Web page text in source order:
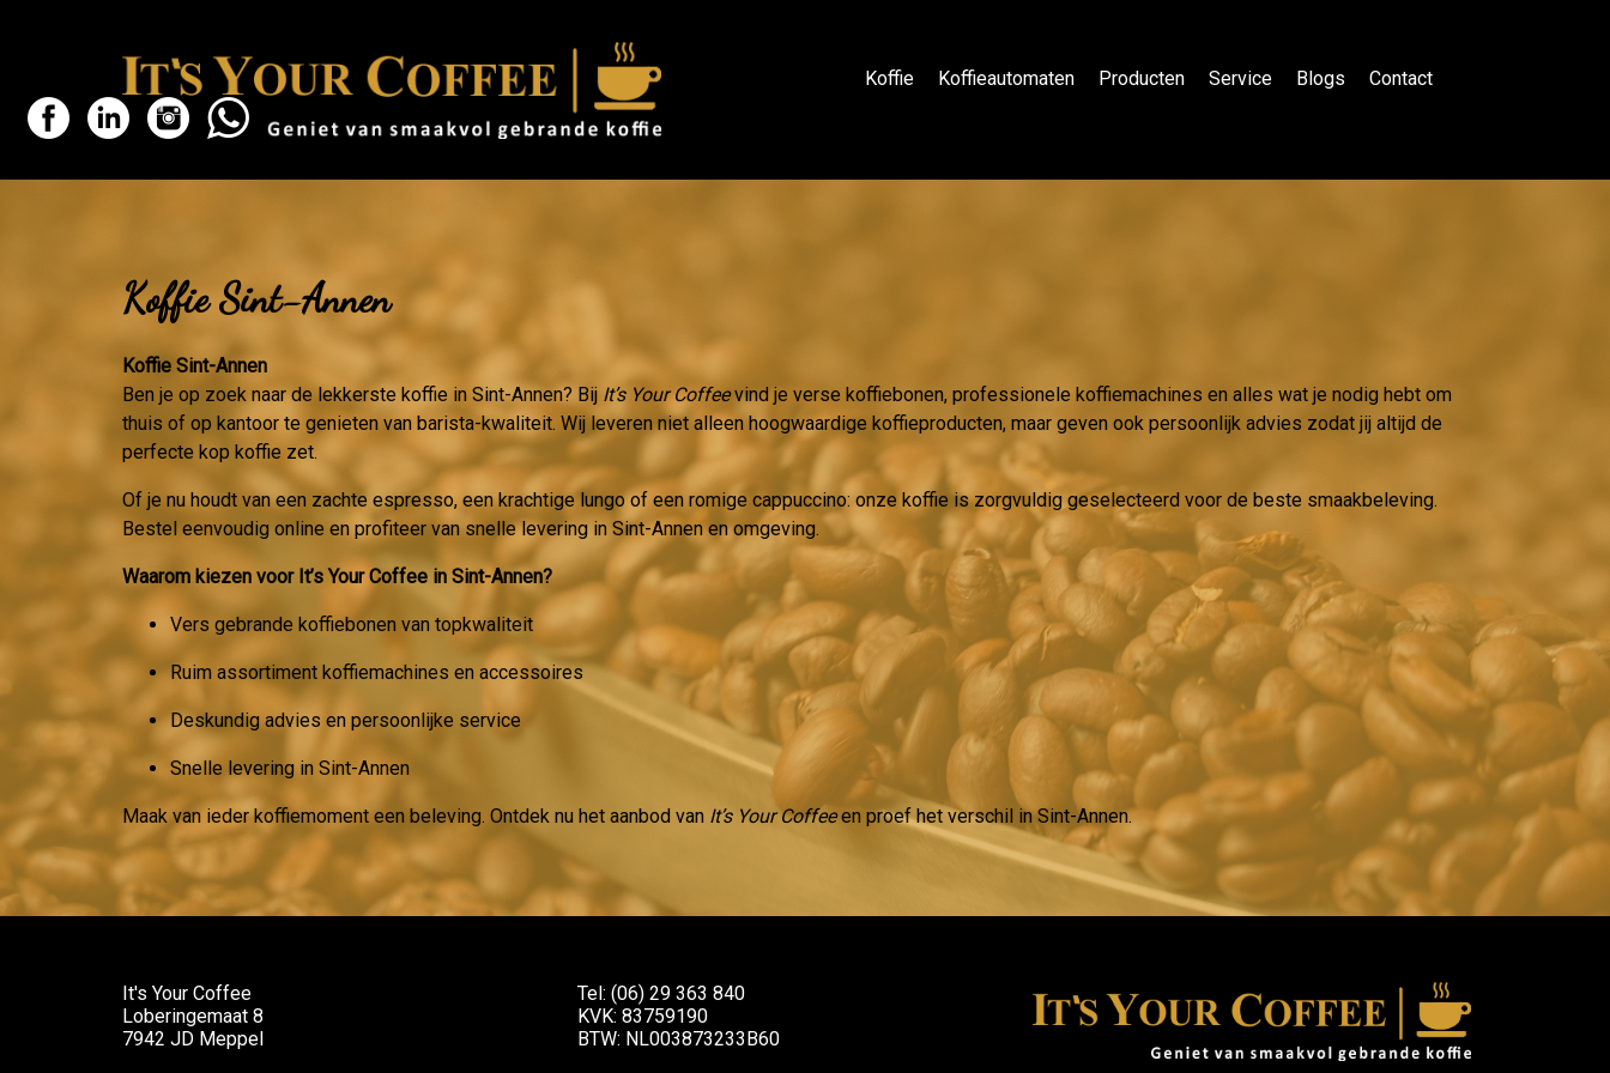
Koffie Koffieautomaten Producten Service Blogs Contact
Koffie Sint-Annen
Koffie Sint-Annen
Ben je op zoek naar de lekkerste koffie in Sint-Annen? Bij It’s Your Coffeevind je verse koffiebonen, professionele koffiemachines en alles wat je nodig hebt om
thuis of op kantoor te genieten van barista-kwaliteit. Wij leveren niet alleen hoogwaardige koffieproducten, maar geven ook persoonlijk advies zodat jij altijd de
perfecte kop koffie zet.
Of je nu houdt van een zachte espresso, een krachtige lungo of een romige cappuccino: onze koffie is zorgvuldig geselecteerd voor de beste smaakbeleving.
Bestel eenvoudig online en profiteer van snelle levering in Sint-Annen en omgeving.
Waarom kiezen voor It’s Your Coffee in Sint-Annen?
Vers gebrande koffiebonen van topkwaliteit
Ruim assortiment koffiemachines en accessoires
Deskundig advies en persoonlijke service
Snelle levering in Sint-Annen
Maak van ieder koffiemoment een beleving. Ontdek nu het aanbod van It’s Your Coffeeen proef het verschil in Sint-Annen.
It's Your Coffee
Loberingemaat 8
7942 JD Meppel
Tel: (06) 29 363 840
KVK: 83759190
BTW: NL003873233B60